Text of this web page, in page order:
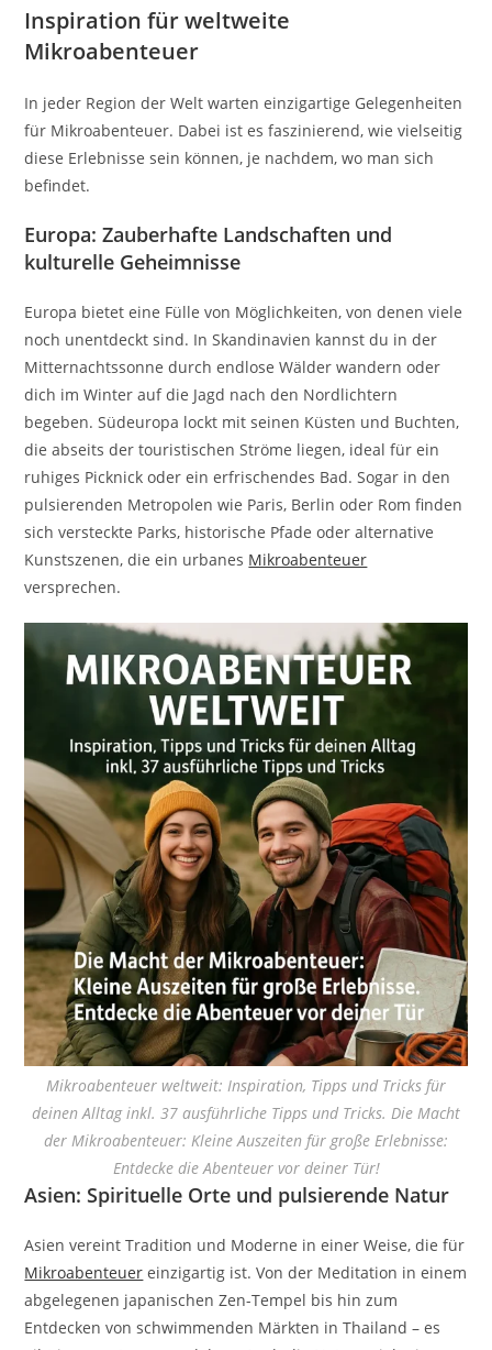
Inspiration für weltweite
Mikroabenteuer
In jeder Region der Welt warten einzigartige Gelegenheiten
für Mikroabenteuer. Dabei ist es faszinierend, wie vielseitig
diese Erlebnisse sein können, je nachdem, wo man sich
befindet.
Europa: Zauberhafte Landschaften und
kulturelle Geheimnisse
Europa bietet eine Fülle von Möglichkeiten, von denen viele
noch unentdeckt sind. In Skandinavien kannst du in der
Mitternachtssonne durch endlose Wälder wandern oder
dich im Winter auf die Jagd nach den Nordlichtern
begeben. Südeuropa lockt mit seinen Küsten und Buchten,
die abseits der touristischen Ströme liegen, ideal für ein
ruhiges Picknick oder ein erfrischendes Bad. Sogar in den
pulsierenden Metropolen wie Paris, Berlin oder Rom finden
sich versteckte Parks, historische Pfade oder alternative
Kunstszenen, die ein urbanes Mikroabenteuer
versprechen.
Mikroabenteuer weltweit: Inspiration, Tipps und Tricks für
deinen Alltag inkl. 37 ausführliche Tipps und Tricks. Die Macht
der Mikroabenteuer: Kleine Auszeiten für große Erlebnisse:
Entdecke die Abenteuer vor deiner Tür!
Asien: Spirituelle Orte und pulsierende Natur
Asien vereint Tradition und Moderne in einer Weise, die für
Mikroabenteuer einzigartig ist. Von der Meditation in einem
abgelegenen japanischen Zen-Tempel bis hin zum
Entdecken von schwimmenden Märkten in Thailand – es